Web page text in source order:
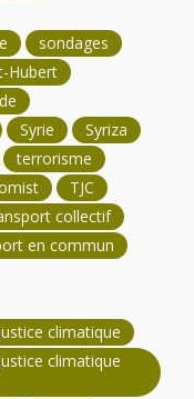
sondages
Hubert
Syrie
Syriza
terrorisme
TJC
collectif
en commun
climatique
climatique